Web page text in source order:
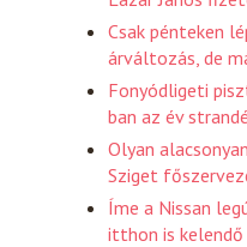
Csak pénteken
árváltozás, de
Fonyódligeti
ban az év
Olyan
Sziget
Íme a Nissan
itthon is kelendő